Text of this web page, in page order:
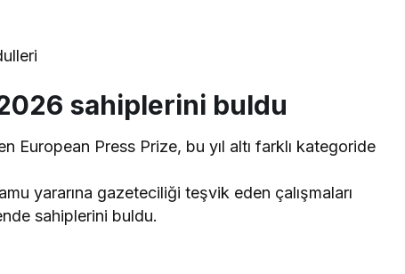
sahiplerini buldu
European Press Prize, bu yıl altı farklı kategoride
yararına gazeteciliği teşvik eden çalışmaları
sahiplerini buldu.